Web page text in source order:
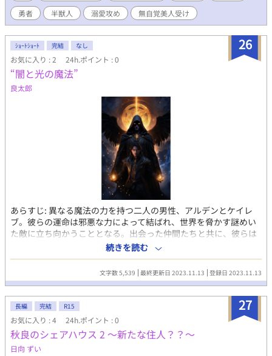
勇者
半獣人 溺愛攻め 無自覚美人受け
26
ｼｮｰﾄｼｮｰﾄ 完結 なし
お気に入り : 2 24h.ポイント : 0
“闇と光の魔法”
良太郎
あらすじ: 異なる魔法の力を持つ二人の男性、アルデンとケイレ
ブ。彼らの運命は邪悪な力によって結ばれ、世界を脅かす謎めい
た敵に立ち向かうこととなる。出会った仲間たちと共に、彼らは
愛と勇気、友情と裏切りの中で絡み合う冒険に挑む。 特徴: • ファ
ンタジーとサイエンスフィクションの要素を融合した壮大な世界
観。 • 優れた知識と技術を持つ魔法工学者、風を操る戦士、そし
て謎めいたダークウィザードなど、多彩なキャラクターたちの交
ドラマ。 • 未知の力や次元、結社の陰謀など、読者を引き込む複
雑なプロット。 “闇と光の魔法”は、結社の枠を超え、愛によって
結ばれた勇者たちが冒険と困難に立ち向かう壮大な物語。果たし
て彼らは世界を救うことができるのか？
続きを読む
文字数 5,539 最終更新日 2023.11.13 登録日 2023.11.13
27
長編 完結 R15
お気に入り : 4 24h.ポイント : 0
秋良のシェアハウス 2 〜新たな住人？？〜
日向 ずい